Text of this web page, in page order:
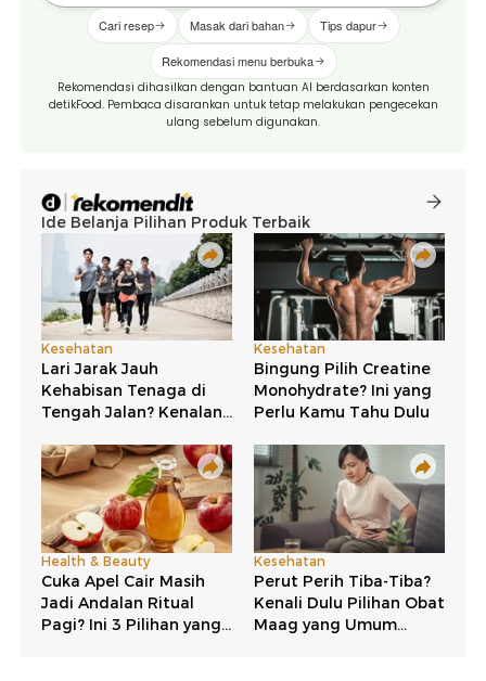
Cari resep Masak dari bahan Tips dapur
Rekomendasi menu berbuka
Rekomendasi dihasilkan dengan bantuan AI berdasarkan konten
detikFood. Pembaca disarankan untuk tetap melakukan pengecekan
ulang sebelum digunakan.